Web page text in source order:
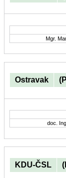
Mgr.
Ostravak
doc.
KDU-ČSL